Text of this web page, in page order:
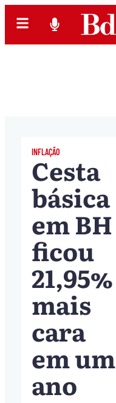
INFLAÇÃO
Cesta
básica
em BH
ficou
21,95%
mais
cara
em um
ano